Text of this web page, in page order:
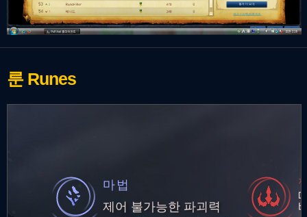
룬 Runes
마법
제어 불가능한 파괴력